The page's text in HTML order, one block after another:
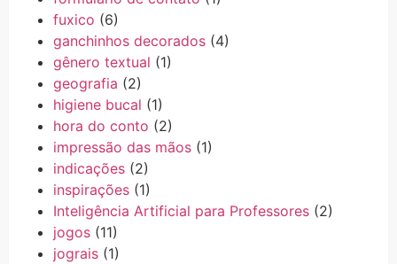
fuxico (6)
ganchinhos decorados (4)
gênero textual (1)
geografia (2)
higiene bucal (1)
hora do conto (2)
impressão das mãos (1)
indicações (2)
inspirações (1)
Inteligência Artificial para Professores (2)
jogos (11)
jograis (1)